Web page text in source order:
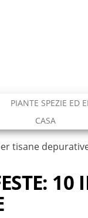
PIANTE SPEZIE ED
CASA
tisane
10